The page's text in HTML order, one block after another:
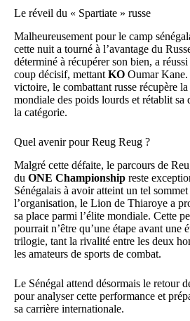
Le réveil du « Spartiate » russe
Malheureusement pour le camp
cette nuit a tourné à l’avantage du
déterminé à récupérer son bien, a
coup décisif, mettant KO Oumar Kane.
victoire, le combattant russe récupère
mondiale des poids lourds et rétablit sa
la catégorie.
Quel avenir pour Reug Reug ?
Malgré cette défaite, le parcours de
du ONE Championship reste
Sénégalais à avoir atteint un tel sommet
l’organisation, le Lion de Thiaroye a
sa place parmi l’élite mondiale. Cette
pourrait n’être qu’une étape avant une
trilogie, tant la rivalité entre les deux
les amateurs de sports de combat.
Le Sénégal attend désormais le retour
pour analyser cette performance et
sa carrière internationale.